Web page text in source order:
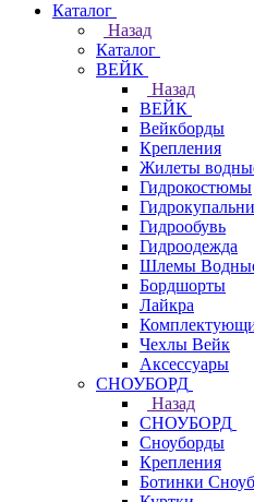
Каталог
Назад
Каталог
ВЕЙК
Назад
ВЕЙК
Вейкборды
Крепления
Жилеты
Гидрокостюмы
Гидрообувь
Гидроодежда
Шлемы
Бордшорты
Лайкра
Чехлы Вейк
Аксессуары
СНОУБОРД
Назад
СНОУБОРД
Сноуборды
Крепления
Ботинки